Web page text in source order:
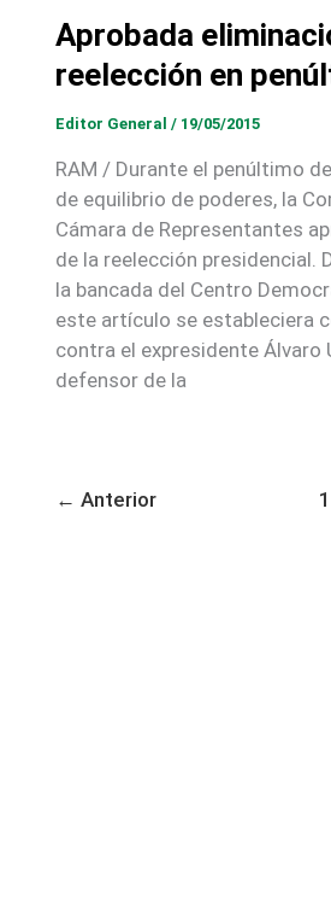
Aprobada
reelección en
Editor General / 19/05/2015
RAM / Durante el penúltimo
de equilibrio de poderes, la
Cámara de Representantes
de la reelección presidencial.
la bancada del Centro
este artículo se estableciera
contra el expresidente Álvaro
defensor de la
← Anterior 1